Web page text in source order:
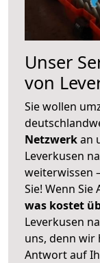
Unser
von
Sie wollen
Netzwerkan
Leverkusen
weiterwissen
Sie! Wenn
was kostet
Leverkusen
uns, denn wir
Antwort auf